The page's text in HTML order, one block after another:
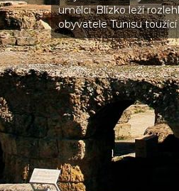
umělci. Blízko leží
obyvatele Tunisu